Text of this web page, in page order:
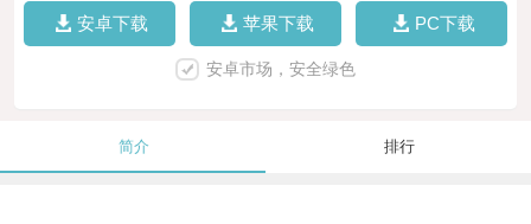
安卓下载 苹果下载 PC下载
安卓市场，安全绿色
简介 排行